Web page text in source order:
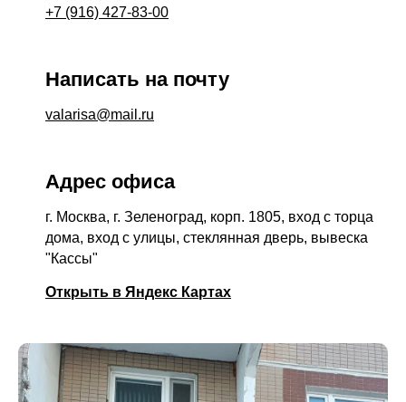
+7 (916) 427-83-00
Написать на почту
valarisa@mail.ru
Адрес офиса
г. Москва, г. Зеленоград, корп. 1805, вход с торца
дома, вход с улицы, стеклянная дверь, вывеска
"Кассы"
Открыть в Яндекс Картах